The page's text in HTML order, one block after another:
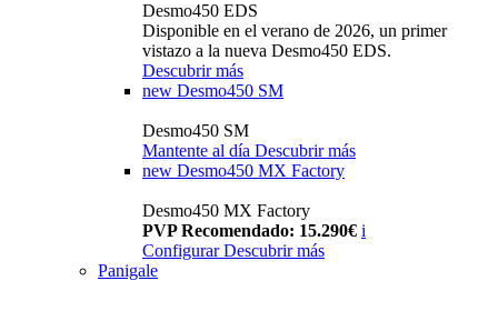
Desmo450 EDS
Disponible en el verano de 2026, un primer
vistazo a la nueva Desmo450 EDS.
Descubrir más
new Desmo450 SM
Desmo450 SM
Mantente al día Descubrir más
new Desmo450 MX Factory
Desmo450 MX Factory
PVP Recomendado: 15.290€ i
Configurar Descubrir más
Panigale